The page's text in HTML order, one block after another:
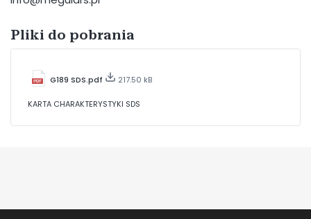
Pliki do pobrania
G189 SDS.pdf 217.50 kB
KARTA CHARAKTERYSTYKI SDS